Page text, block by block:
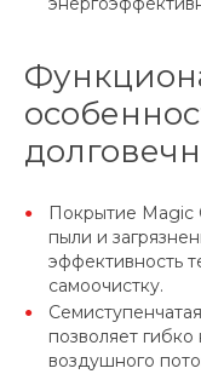
Покрытие Magic
пыли и
эффективность
самоочистку.
позволяет
воздушного